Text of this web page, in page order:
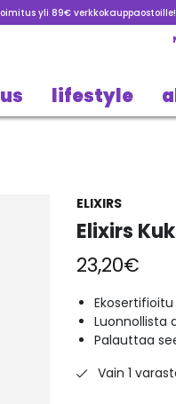
yli 89€ verkkokauppaostoille!
lifestyle
ELIXIRS
Elixirs
23,20€
Luonnollista
Palauttaa
Vain 1